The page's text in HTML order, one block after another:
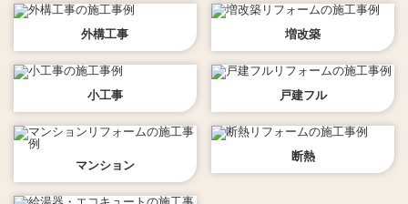
外構工事 増改築
小工事 戸建フル
マンション
断熱